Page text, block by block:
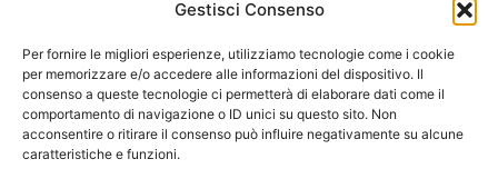
Gestisci Consenso
Per fornire le migliori esperienze, utilizziamo tecnologie come i cookie
per memorizzare e/o accedere alle informazioni del dispositivo. Il
consenso a queste tecnologie ci permetterà di elaborare dati come il
comportamento di navigazione o ID unici su questo sito. Non
acconsentire o ritirare il consenso può influire negativamente su alcune
caratteristiche e funzioni.
tel. 0422 433332 – fax 0422 433335
Mail –segreteria@studiofiabane.it
PEC –fiabane.partners@legalmail.it
C.F. e P.IVA 04983110265